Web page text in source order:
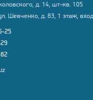
д. 14, шт-кв. 105
Шевченко, д. 83, 1 этаж,
25